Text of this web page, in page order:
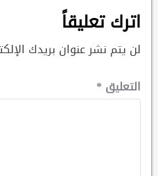
اترك تعليقاً
لن يتم نشر عنوان بريدك
التعليق *